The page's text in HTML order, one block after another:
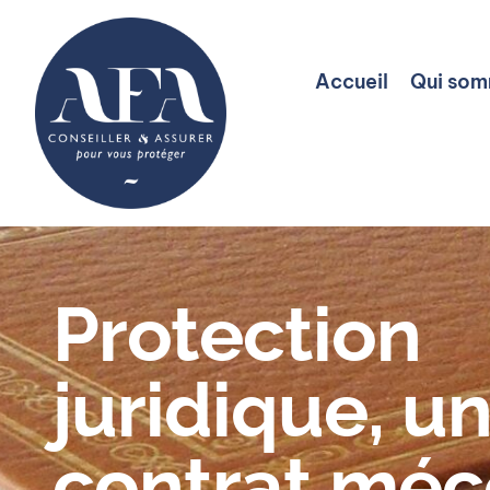
Accueil Qui
Protection
juridique,